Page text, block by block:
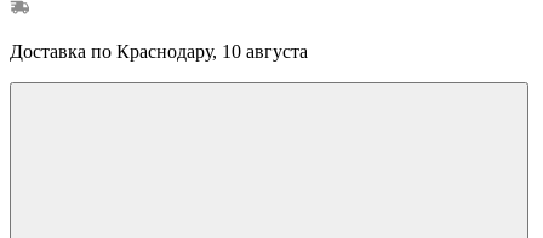
Доставка по Краснодару, 10 августа